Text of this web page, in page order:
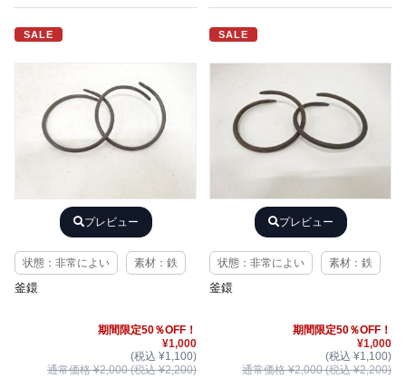
SALE
プレビュー
状態：非常によい 素材：鉄
釜鐶
期間限定50％OFF！
¥1,000
(税込 ¥1,100)
通常価格 ¥2,000 (税込 ¥2,200)
SALE
プレビュー
状態：非常によい 素材：鉄
釜鐶
期間限定50％OFF！
¥1,000
(税込 ¥1,100)
通常価格 ¥2,000 (税込 ¥2,200)